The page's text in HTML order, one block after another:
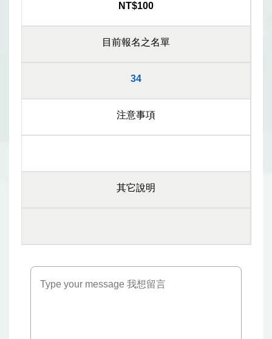
NT$100
目前報名之名單
34
注意事項
其它說明